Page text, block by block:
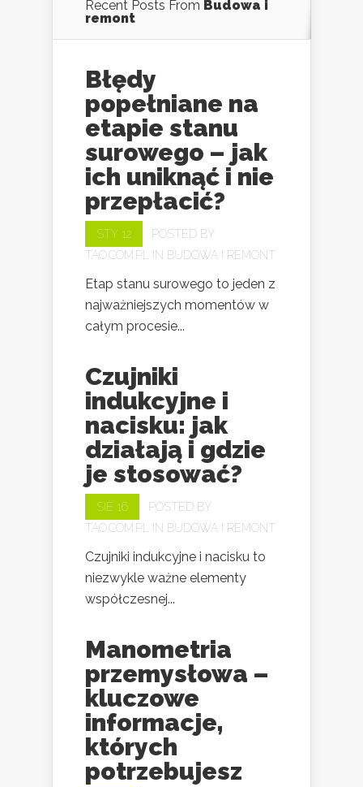
Recent Posts From Budowa i
remont
Błędy
popełniane na
etapie stanu
surowego – jak
ich uniknąć i nie
przepłacić?
STY 12
POSTED BY
TAO.COM.PL
IN BUDOWA I REMONT
Etap stanu surowego to jeden z
najważniejszych momentów w
całym procesie...
Czujniki
indukcyjne i
nacisku: jak
działają i gdzie
je stosować?
SIE 16
POSTED BY
TAO.COM.PL
IN BUDOWA I REMONT
Czujniki indukcyjne i nacisku to
niezwykle ważne elementy
współczesnej...
Manometria
przemysłowa –
kluczowe
informacje,
których
potrzebujesz